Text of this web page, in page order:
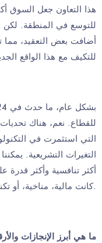
هذا التعاون جعل السوق
للتوسع في المنطقة. لكن
أضافت بعض التعقيد،
للتكيف مع هذا الواقع
للقطاع. نعم، هناك
التي استثمرت في
التغيرات التشريعية.
أكثر تنافسية وأكثر قدرة
كانت مالية، مناخية، أو تكنولوجية.
ما هي أبرز الإنجازات